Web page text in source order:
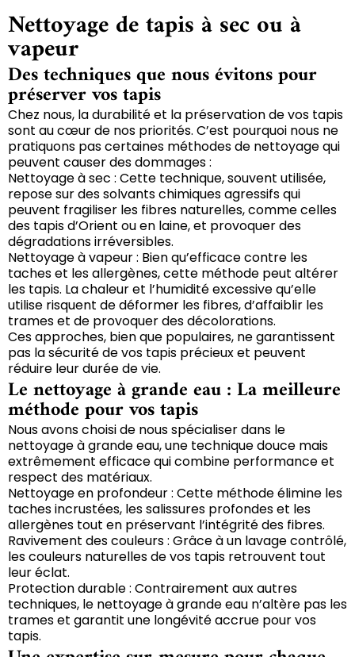
Nettoyage de tapis à sec ou à
vapeur
Des techniques que nous évitons pour
préserver vos tapis
Chez nous, la durabilité et la préservation de vos tapis
sont au cœur de nos priorités. C’est pourquoi nous ne
pratiquons pas certaines méthodes de nettoyage qui
peuvent causer des dommages :
Nettoyage à sec : Cette technique, souvent utilisée,
repose sur des solvants chimiques agressifs qui
peuvent fragiliser les fibres naturelles, comme celles
des tapis d’Orient ou en laine, et provoquer des
dégradations irréversibles.
Nettoyage à vapeur : Bien qu’efficace contre les
taches et les allergènes, cette méthode peut altérer
les tapis. La chaleur et l’humidité excessive qu’elle
utilise risquent de déformer les fibres, d’affaiblir les
trames et de provoquer des décolorations.
Ces approches, bien que populaires, ne garantissent
pas la sécurité de vos tapis précieux et peuvent
réduire leur durée de vie.
Le nettoyage à grande eau : La meilleure
méthode pour vos tapis
Nous avons choisi de nous spécialiser dans le
nettoyage à grande eau, une technique douce mais
extrêmement efficace qui combine performance et
respect des matériaux.
Nettoyage en profondeur : Cette méthode élimine les
taches incrustées, les salissures profondes et les
allergènes tout en préservant l’intégrité des fibres.
Ravivement des couleurs : Grâce à un lavage contrôlé,
les couleurs naturelles de vos tapis retrouvent tout
leur éclat.
Protection durable : Contrairement aux autres
techniques, le nettoyage à grande eau n’altère pas les
trames et garantit une longévité accrue pour vos
tapis.